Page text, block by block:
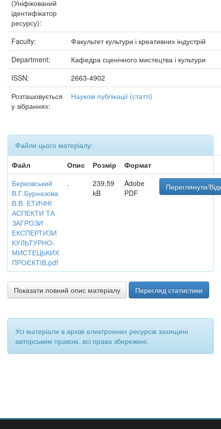
(Уніфікований
ідентифікатор
ресурсу):
Faculty:
Факультет культури і креативних індустрій
Department:
Кафедра сценічного мистецтва і культури
ISSN:
2663-4902
Розташовується
у зібраннях:
Наукові публікації (статті)
Файли цього матеріалу:
Файл
Опис Розмір
Формат
Берковський
В.Г.Бурназова
В.В. ЕТИЧНІ
АСПЕКТИ ТА
ЗАГРОЗИ
ЕКСПЕРТИЗИ
КУЛЬТУРНО-
МИСТЕЦЬКИХ
ПРОЄКТІВ.pdf
.
239,59
kB
Adobe
PDF
Переглянути/
Показати повний опис матеріалу Перегляд статистики
Усі матеріали в архіві електронних ресурсів захищені
авторським правом, всі права збережені.